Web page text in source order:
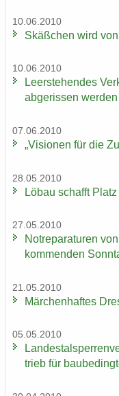
10.06.2010
Skäß­chen wird
10.06.2010
Leer­ste­hen­des
ab­ge­ris­sen wer­den
07.06.2010
„Vi­sio­nen für die
28.05.2010
Löbau schafft
27.05.2010
Not­re­pa­ra­tu­ren
kom­men­den
21.05.2010
Mär­chen­haf­tes
05.05.2010
trieb für